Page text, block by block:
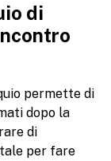
di
permette di
dopo la
di
per fare